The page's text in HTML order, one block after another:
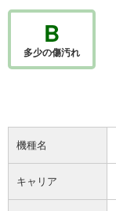
B
多少の傷汚れ
機種名
キャリア